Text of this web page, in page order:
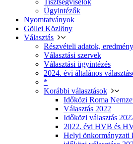
Tisztségviselők
Ügyintézők
Nyomtatványok
Göllei Közlöny
Választás
Részvételi adatok,
Választási szervek
Választási ügyintézés
2024. évi általános
*
Korábbi választások
Időközi Roma
Választás 2022
Időközi választás
2022. évi HVB és
Helyi önkormányzati